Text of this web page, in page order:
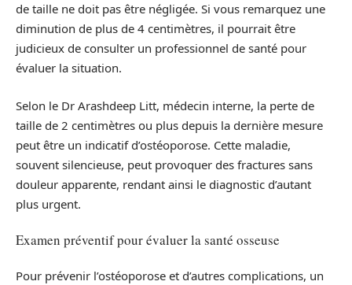
de taille ne doit pas être négligée. Si vous remarquez une
diminution de plus de 4 centimètres, il pourrait être
judicieux de consulter un professionnel de santé pour
évaluer la situation.
Selon le Dr Arashdeep Litt, médecin interne, la perte de
taille de 2 centimètres ou plus depuis la dernière mesure
peut être un indicatif d’ostéoporose. Cette maladie,
souvent silencieuse, peut provoquer des fractures sans
douleur apparente, rendant ainsi le diagnostic d’autant
plus urgent.
Examen préventif pour évaluer la santé osseuse
Pour prévenir l’ostéoporose et d’autres complications, un